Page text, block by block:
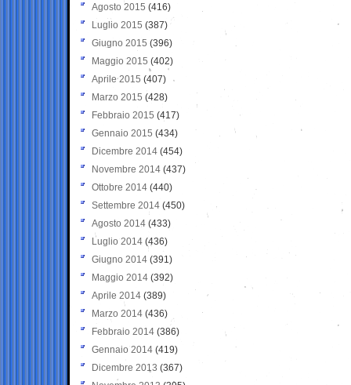
Agosto 2015 (416)
Luglio 2015 (387)
Giugno 2015 (396)
Maggio 2015 (402)
Aprile 2015 (407)
Marzo 2015 (428)
Febbraio 2015 (417)
Gennaio 2015 (434)
Dicembre 2014 (454)
Novembre 2014 (437)
Ottobre 2014 (440)
Settembre 2014 (450)
Agosto 2014 (433)
Luglio 2014 (436)
Giugno 2014 (391)
Maggio 2014 (392)
Aprile 2014 (389)
Marzo 2014 (436)
Febbraio 2014 (386)
Gennaio 2014 (419)
Dicembre 2013 (367)